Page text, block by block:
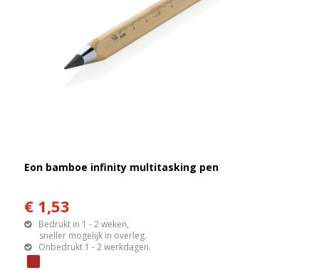
Eon bamboe infinity multitasking pen
€ 1,53
Bedrukt in 1 - 2 weken,
sneller mogelijk in overleg.
Onbedrukt 1 - 2 werkdagen.